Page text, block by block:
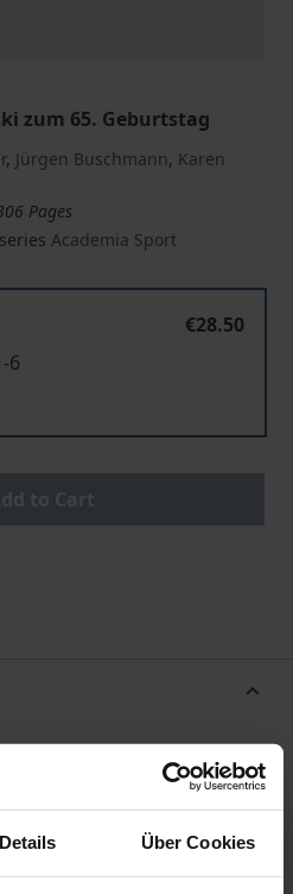
Details Über Cookies
zum 65. Geburtstag
, Jürgen Buschmann, Karen
Pages
Academia Sport
€28.50
6
wissenschaftlichen
Themen und